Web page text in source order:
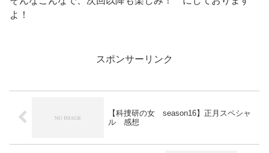
よ！
スポンサーリンク
【科捜研の女 season16】正月スペシャ
ル 感想